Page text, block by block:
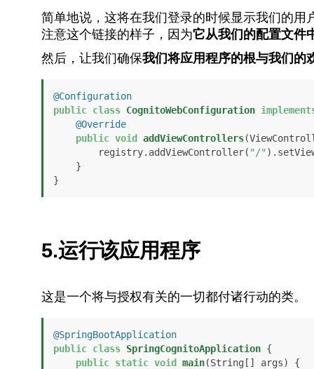
简单地说，这将在我们登录的时候显示我们的
注意这个链接的样子，因为它从我们的配置文件
然后，让我们确保我们将应用程序的根与我们的
@Configuration
public class CognitoWebConfiguration
@Override
public void addViewControllers
        registry.addViewController(
"/"
}
5.运行该应用程序
这是一个将与授权有关的一切都付诸行动的类。
@SpringBootApplication
public class SpringCognitoApplication {
public static void main(String[] args)
{